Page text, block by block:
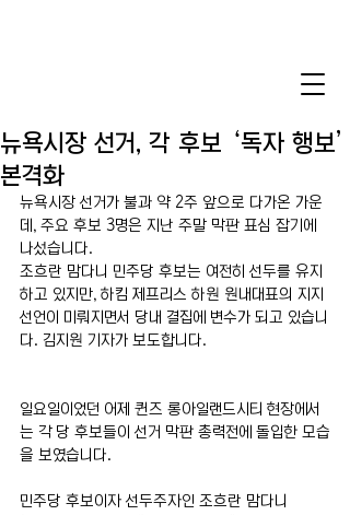
뉴욕시장 선거, 각 후보 ‘독자 행보’
본격화
뉴욕시장 선거가 불과 약 2주 앞으로 다가온 가운
데, 주요 후보 3명은 지난 주말 막판 표심 잡기에
나섰습니다.
조흐란 맘다니 민주당 후보는 여전히 선두를 유지
하고 있지만, 하킴 제프리스 하원 원내대표의 지지
선언이 미뤄지면서 당내 결집에 변수가 되고 있습니
다. 김지원 기자가 보도합니다.
일요일이었던 어제 퀸즈 롱아일랜드시티 현장에서
는 각 당 후보들이 선거 막판 총력전에 돌입한 모습
을 보였습니다.
민주당 후보이자 선두주자인 조흐란 맘다니